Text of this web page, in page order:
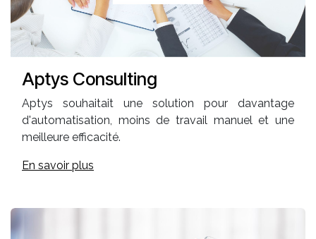
Aptys Consulting
Aptys souhaitait une solution pour davantage
d'automatisation, moins de travail manuel et une
meilleure efficacité.
En savoir plus